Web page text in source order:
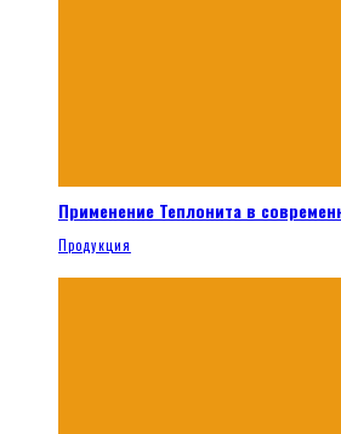
Применение Теплонита в
Продукция